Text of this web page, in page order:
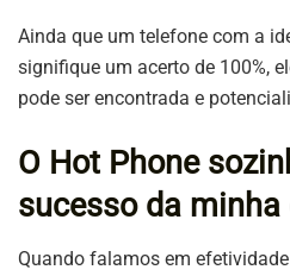
Ainda que um telefone com a
signifique um acerto de 100%,
pode ser encontrada e
O Hot Phone
sucesso da minha
Quando falamos em